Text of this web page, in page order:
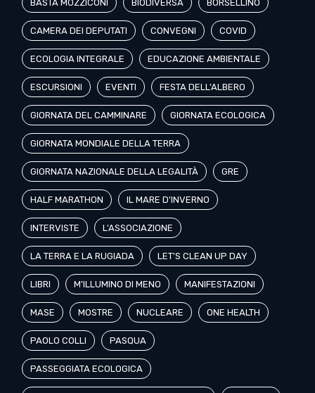
BASTA MOZZICONI BIODIVERSA BORSELLINO
CAMERA DEI DEPUTATI CONVEGNI COVID
ECOLOGIA INTEGRALE EDUCAZIONE AMBIENTALE
ESCURSIONI EVENTI FESTA DELL'ALBERO
GIORNATA DEL CAMMINARE GIORNATA ECOLOGICA
GIORNATA MONDIALE DELLA TERRA
GIORNATA NAZIONALE DELLA LEGALITÀ GRE
HALF MARATHON IL MARE D'INVERNO
INTERVISTE L'ASSOCIAZIONE
LA TERRA E LA RUGIADA LET'S CLEAN UP DAY
LIBRI M'ILLUMINO DI MENO MANIFESTAZIONI
MASE MOSTRE NUCLEARE ONE HEALTH
PAOLO COLLI PASQUA
PASSEGGIATA ECOLOGICA